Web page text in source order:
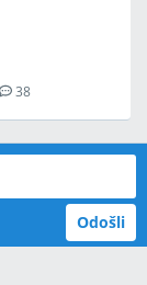
38
Odošli